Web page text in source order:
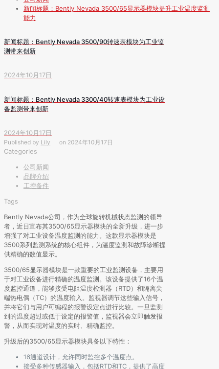
新闻标题：Bently Nevada 3500/65显示器模块提升工业温度监测
能力
新闻标题：Bently Nevada 3500/90转速表模块为工业监
测带来创新
2024年10月17日
新闻标题：Bently Nevada 3300/40转速表模块为工业设
备监测带来创新
2024年10月17日
Published by Lily on 2024年10月17日
Categories
公司新闻
品牌介绍
工控备件
Tags
Bently Nevada公司，作为全球旋转机械状态监测的领导
者，近日宣布其3500/65显示器模块的全新升级，进一步
增强了对工业设备温度监测的能力。这款显示器模块是
3500系列监测系统的核心组件，为温度监测和故障诊断提
供精确的数值显示。
3500/65显示器模块是一款重要的工业监测设备，主要用
于对工业设备进行精确的温度监测。该设备提供了16个温
度监控通道，能够接受电阻温度检测器（RTD）和隔离尖
端热电偶（TC）的温度输入。监视器调节这些输入信号，
并将它们与用户可编程的报警设定点进行比较。一旦监测
到的温度超过或低于设定的报警值，监视器会立即触发报
警，从而实现对温度的实时、精确监控。
升级后的3500/65显示器模块具备以下特性：
16通道设计，允许同时监控多个温度点。
接受多种传感器输入，包括RTD和TC，提供了高度